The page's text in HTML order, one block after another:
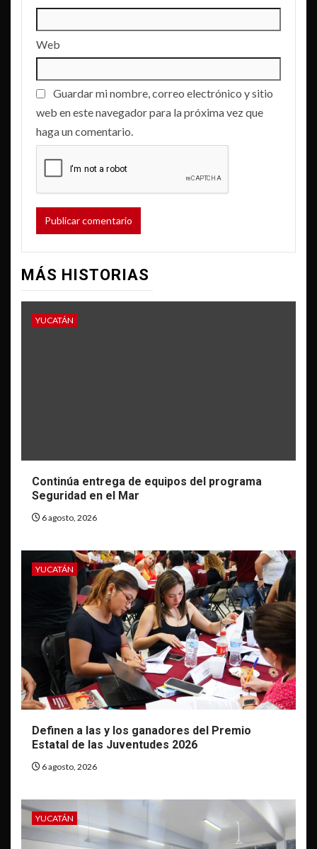
Web
Guardar mi nombre, correo electrónico y sitio
web en este navegador para la próxima vez que
haga un comentario.
MÁS HISTORIAS
YUCATÁN
Continúa entrega de equipos del programa
Seguridad en el Mar
6 agosto, 2026
YUCATÁN
Definen a las y los ganadores del Premio
Estatal de las Juventudes 2026
6 agosto, 2026
YUCATÁN